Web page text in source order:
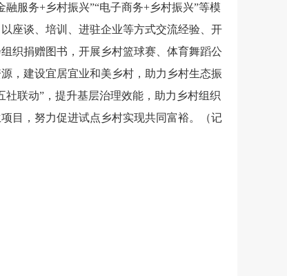
服务+乡村振兴”“电子商务+乡村振兴”等模
座谈、培训、进驻企业等方式交流经验、开
织捐赠图书，开展乡村篮球赛、体育舞蹈公
，建设宜居宜业和美乡村，助力乡村生态振
联动”，提升基层治理效能，助力乡村组织
目，努力促进试点乡村实现共同富裕。（记